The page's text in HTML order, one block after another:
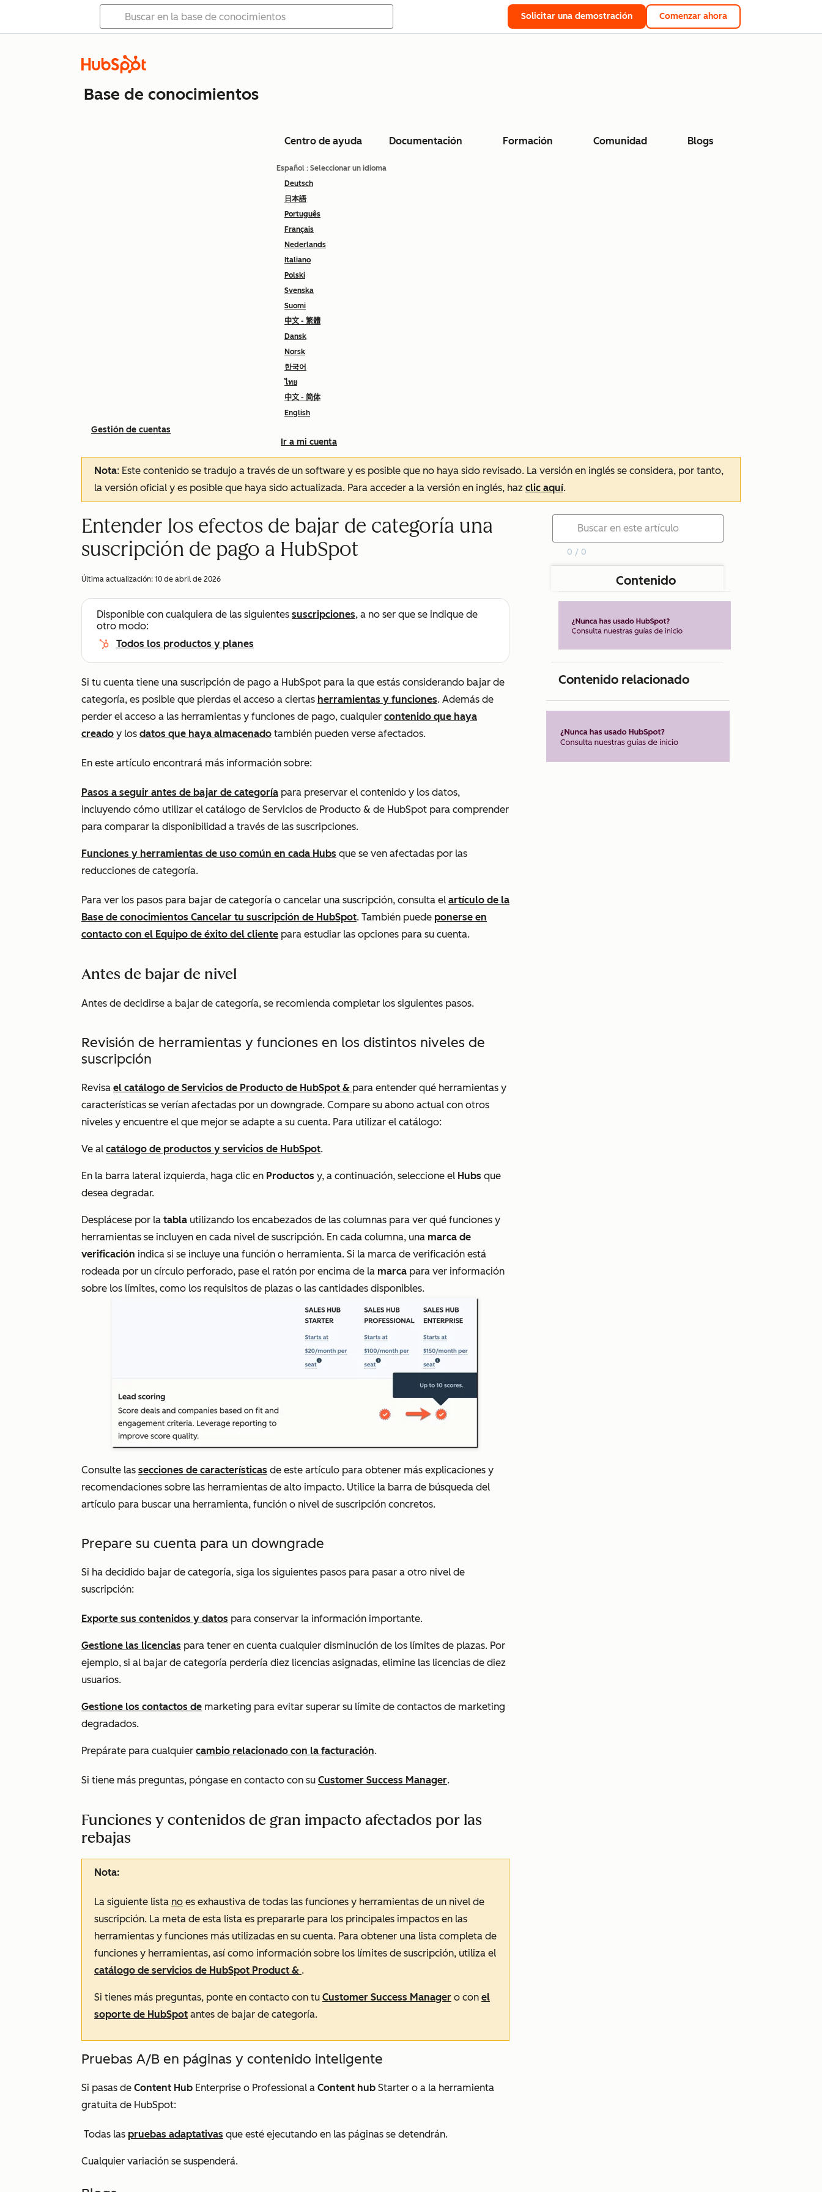
Solicitar una demostración Comenzar ahora
Base de conocimientos
Centro de ayuda Documentación Formación Comunidad Blogs
Español : Seleccionar un idioma
Deutsch
日本語
Português
Français
Nederlands
Italiano
Polski
Svenska
Suomi
中文 - 繁體
Dansk
Norsk
한국어
ไทย
中文 - 简体
English
Ir a mi cuenta
Gestión de cuentas
Nota: Este contenido se tradujo a través de un software y es posible que no haya sido revisado. La versión en inglés se considera, por tanto,
la versión oficial y es posible que haya sido actualizada. Para acceder a la versión en inglés, haz clic aquí.
Entender los efectos de bajar de categoría una
suscripción de pago a HubSpot
Última actualización: 10 de abril de 2026
Disponible con cualquiera de las siguientes suscripciones, a no ser que se indique de
otro modo:
Todos los productos y planes
Si tu cuenta tiene una suscripción de pago a HubSpot para la que estás considerando bajar de
categoría, es posible que pierdas el acceso a ciertas herramientas y funciones. Además de
perder el acceso a las herramientas y funciones de pago, cualquier contenido que haya
creado y los datos que haya almacenado también pueden verse afectados.
En este artículo encontrará más información sobre:
Pasos a seguir antes de bajar de categoría para preservar el contenido y los datos,
incluyendo cómo utilizar el catálogo de Servicios de Producto & de HubSpot para comprender
para comparar la disponibilidad a través de las suscripciones.
Funciones y herramientas de uso común en cada Hubs que se ven afectadas por las
reducciones de categoría.
Para ver los pasos para bajar de categoría o cancelar una suscripción, consulta el artículo de la
Base de conocimientos Cancelar tu suscripción de HubSpot. También puede ponerse en
contacto con el Equipo de éxito del cliente para estudiar las opciones para su cuenta.
Antes de bajar de nivel
Antes de decidirse a bajar de categoría, se recomienda completar los siguientes pasos.
Revisión de herramientas y funciones en los distintos niveles de
suscripción
Revisa el catálogo de Servicios de Producto de HubSpot & para entender qué herramientas y
características se verían afectadas por un downgrade. Compare su abono actual con otros
niveles y encuentre el que mejor se adapte a su cuenta. Para utilizar el catálogo:
Ve al catálogo de productos y servicios de HubSpot.
En la barra lateral izquierda, haga clic en Productos y, a continuación, seleccione el Hubs que
desea degradar.
Desplácese por la tabla utilizando los encabezados de las columnas para ver qué funciones y
herramientas se incluyen en cada nivel de suscripción. En cada columna, una marca de
verificación indica si se incluye una función o herramienta. Si la marca de verificación está
rodeada por un círculo perforado, pase el ratón por encima de la marca para ver información
sobre los límites, como los requisitos de plazas o las cantidades disponibles.
Consulte las secciones de características de este artículo para obtener más explicaciones y
recomendaciones sobre las herramientas de alto impacto. Utilice la barra de búsqueda del
artículo para buscar una herramienta, función o nivel de suscripción concretos.
Prepare su cuenta para un downgrade
Si ha decidido bajar de categoría, siga los siguientes pasos para pasar a otro nivel de
suscripción:
Exporte sus contenidos y datos para conservar la información importante.
Gestione las licencias para tener en cuenta cualquier disminución de los límites de plazas. Por
ejemplo, si al bajar de categoría perdería diez licencias asignadas, elimine las licencias de diez
usuarios.
Gestione los contactos de marketing para evitar superar su límite de contactos de marketing
degradados.
Prepárate para cualquier cambio relacionado con la facturación.
Si tiene más preguntas, póngase en contacto con su Customer Success Manager.
Funciones y contenidos de gran impacto afectados por las
rebajas
Nota:
La siguiente lista no es exhaustiva de todas las funciones y herramientas de un nivel de
suscripción. La meta de esta lista es prepararle para los principales impactos en las
herramientas y funciones más utilizadas en su cuenta. Para obtener una lista completa de
funciones y herramientas, así como información sobre los límites de suscripción, utiliza el
catálogo de servicios de HubSpot Product & .
Si tienes más preguntas, ponte en contacto con tu Customer Success Manager o con el
soporte de HubSpot antes de bajar de categoría.
Pruebas A/B en páginas y contenido inteligente
Si pasas de Content Hub Enterprise o Professional a Content hub Starter o a la herramienta
gratuita de HubSpot:
Todas las pruebas adaptativas que esté ejecutando en las páginas se detendrán.
Cualquier variación se suspenderá.
0 / 0
Contenido
Contenido relacionado